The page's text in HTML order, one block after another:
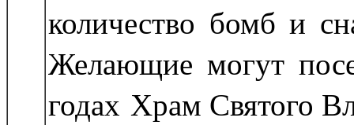
количество бомб и
Желающие могут
годах Храм Святого